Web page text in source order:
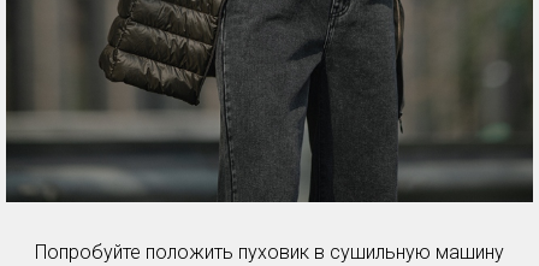
Попробуйте положить пуховик в сушильную машину